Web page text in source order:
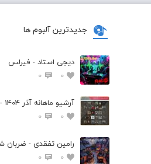
جدیدترین آلبوم ها
دیجی استاد - فیرلس
0
0
آرشیو ماهانه آذر 1404 -
0
0
رامین تفقدی -
0
0